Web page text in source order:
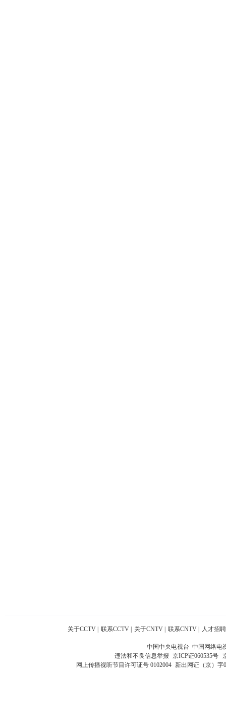
关于CCTV 联系CCTV 关于CNTV 联系CNTV 人才招聘
中国中央电视台 中国网络电
违法和不良信息举报 京ICP证060535号
网上传播视听节目许可证号 0102004 新出网证（京）